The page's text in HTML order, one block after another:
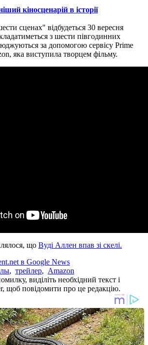
кіносценарій в історії
сценах" відбудеться 30 вересня
з шести півгодинних
за допомогою сервісу Prime
яка виступила творцем фільму.
що Вуді Аллен впав зі скелі.
в Google News
, трейлер, Amazon
виділіть необхідний текст і
щоб повідомити про це редакцію.